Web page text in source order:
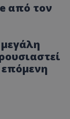
από τον